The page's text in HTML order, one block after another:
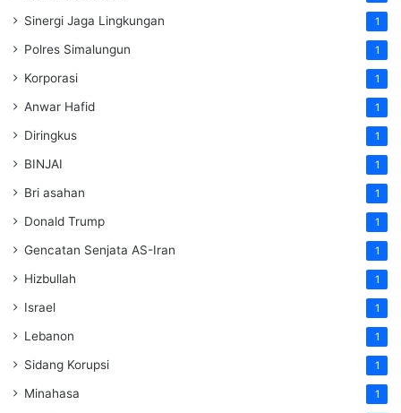
Sinergi Jaga Lingkungan 1
Polres Simalungun 1
Korporasi 1
Anwar Hafid 1
Diringkus 1
BINJAI 1
Bri asahan 1
Donald Trump 1
Gencatan Senjata AS-Iran 1
Hizbullah 1
Israel 1
Lebanon 1
Sidang Korupsi 1
Minahasa 1